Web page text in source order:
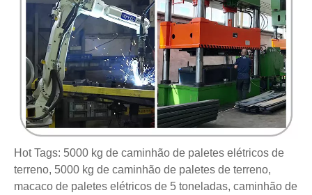
Hot Tags: 5000 kg de caminhão de paletes elétricos de
terreno, 5000 kg de caminhão de paletes de terreno,
macaco de paletes elétricos de 5 toneladas, caminhão de